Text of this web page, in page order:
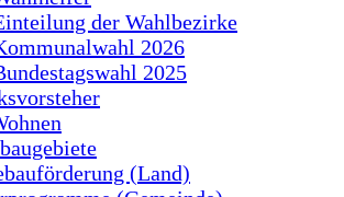
der Wahlbezirke
2026
2025
(Land)